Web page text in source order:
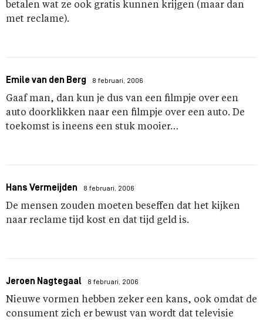
betalen wat ze ook gratis kunnen krijgen (maar dan
met reclame).
Emile van den Berg 8 februari, 2006
Gaaf man, dan kun je dus van een filmpje over een
auto doorklikken naar een filmpje over een auto. De
toekomst is ineens een stuk mooier…
Hans Vermeijden 8 februari, 2006
De mensen zouden moeten beseffen dat het kijken
naar reclame tijd kost en dat tijd geld is.
Jeroen Nagtegaal 8 februari, 2006
Nieuwe vormen hebben zeker een kans, ook omdat de
consument zich er bewust van wordt dat televisie